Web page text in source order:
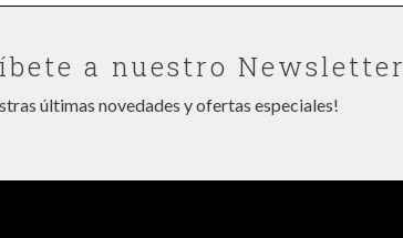
a nuestro Newsletter
últimas novedades y ofertas especiales!